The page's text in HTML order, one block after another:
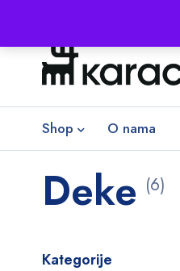
Shop O nama
Deke (6)
Kategorije